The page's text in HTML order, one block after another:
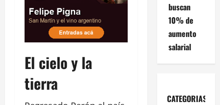
El cielo y la
tierra
buscan
10% de
aumento
salarial
CATEGORIAS